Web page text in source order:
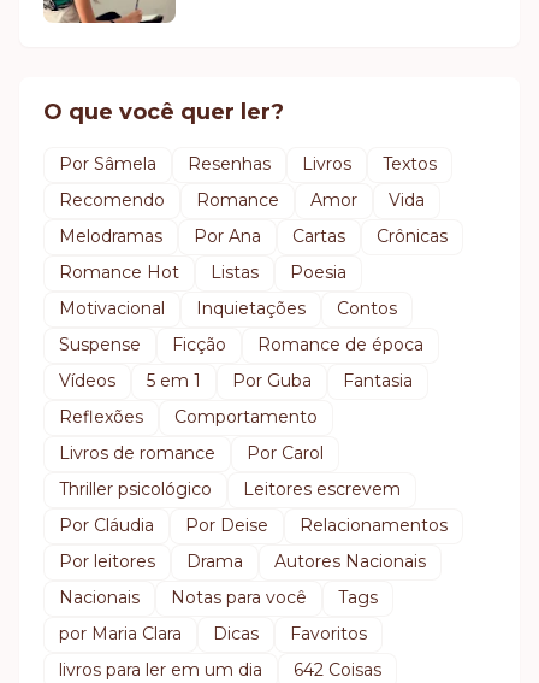
O que você quer ler?
Por Sâmela Resenhas Livros
Textos
Recomendo
Romance Amor
Vida
Melodramas
Por Ana Cartas
Crônicas
Romance Hot
Listas
Poesia
Motivacional
Inquietações
Contos
Suspense
Ficção
Romance de época
Vídeos
5 em 1 Por Guba
Fantasia
Reflexões
Comportamento
Livros de romance
Por Carol
Thriller psicológico
Leitores escrevem
Por Cláudia
Por Deise
Relacionamentos
Por leitores
Drama
Autores Nacionais
Nacionais
Notas para você
Tags
por Maria Clara
Dicas
Favoritos
livros para ler em um dia
642 Coisas